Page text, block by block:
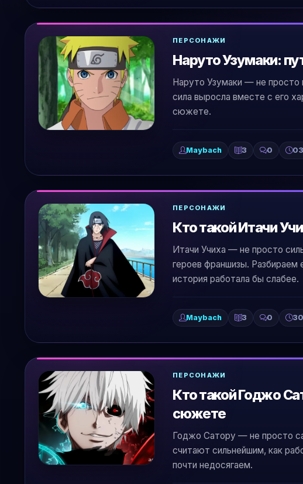
ПЕРСОНАЖИ
Наруто Узумаки:
Наруто Узумаки — не просто
сила выросла вместе с его
сюжете.
Maybach 3 0
ПЕРСОНАЖИ
Кто такой Итачи
Итачи Учиха — не просто
героев франшизы. Разбираем
история работала бы слабее.
Maybach 3 0
ПЕРСОНАЖИ
Кто такой Годжо
сюжете
Годжо Сатору — не просто
считают сильнейшим, как
почти недосягаем.